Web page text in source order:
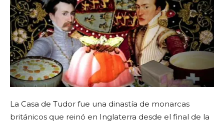
La Casa de Tudor fue una dinastía de monarcas
británicos que reinó en Inglaterra desde el final de la